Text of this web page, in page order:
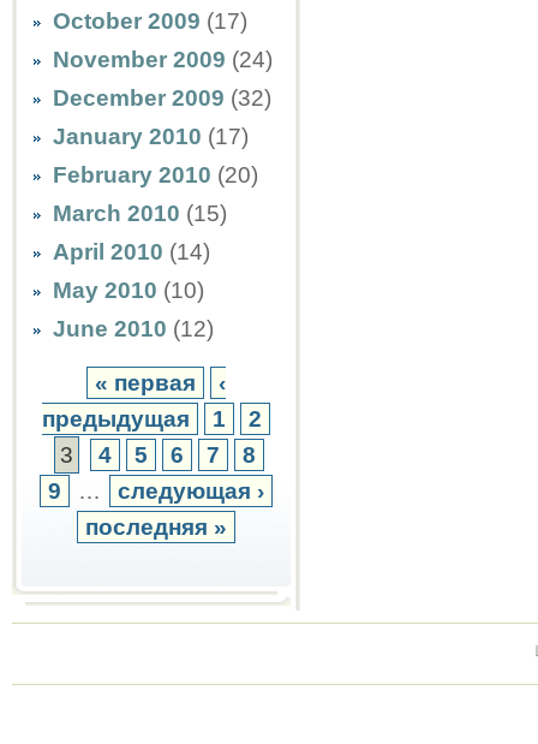
October 2009 (17)
November 2009 (24)
December 2009 (32)
January 2010 (17)
February 2010 (20)
March 2010 (15)
April 2010 (14)
May 2010 (10)
June 2010 (12)
« первая
‹
предыдущая
1
2
3
4 5 6 7
8
9
…
следующая ›
последняя »